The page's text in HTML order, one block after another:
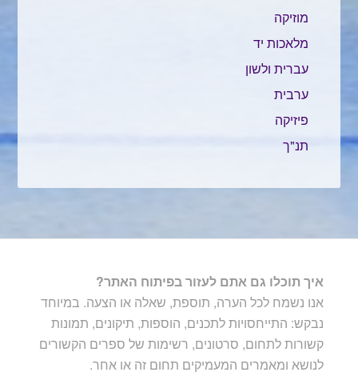
מוזיקה
מלאכות יד
עברית ולשון
ערבית
פיזיקה
תנ"ך
איך תוכלו גם אתם לעזור בפיתוח האתר?
אנו נשמח לכל הערה, תוספת, שאלה או הצעה. במיוחד
נבקש: התייחסויות לתכנים, הוספות, תיקונים, תמונות
קשורות לתחום, סרטונים, רשימות של ספרים הקשורים
לנושא ומאמרים המעמיקים תחום זה או אחר.